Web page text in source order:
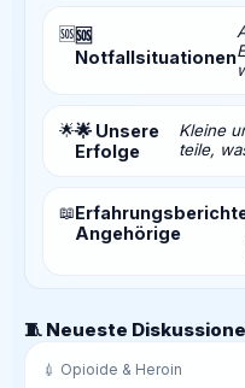
🆘🆘
Notfallsituationen
🌟🌟 Unsere
Erfolge
Kleine
teile,
📖
Angehörige
🧵 Neueste
💉 Opioide & Heroin